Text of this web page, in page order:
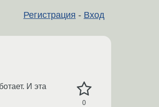
Регистрация - Вход
0
И эта